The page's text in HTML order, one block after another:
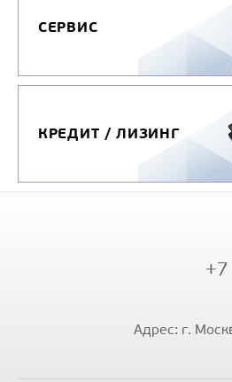
МАШИНА
СЕРВИС
КРЕДИТ / ЛИЗИНГ
Адрес: г.